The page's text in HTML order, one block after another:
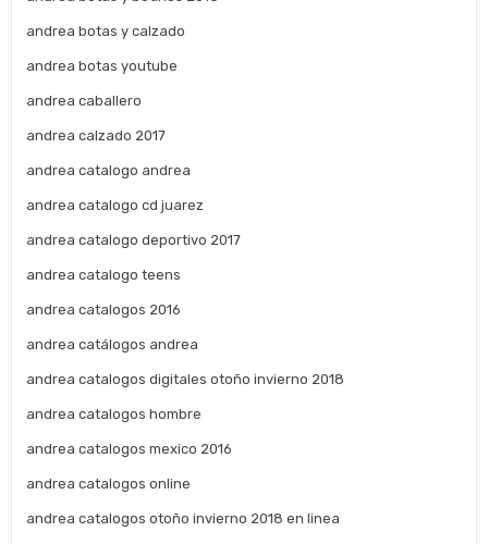
andrea botas y calzado
andrea botas youtube
andrea caballero
andrea calzado 2017
andrea catalogo andrea
andrea catalogo cd juarez
andrea catalogo deportivo 2017
andrea catalogo teens
andrea catalogos 2016
andrea catálogos andrea
andrea catalogos digitales otoño invierno 2018
andrea catalogos hombre
andrea catalogos mexico 2016
andrea catalogos online
andrea catalogos otoño invierno 2018 en linea